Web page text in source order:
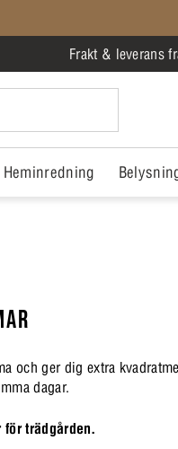
Frakt & leverans
Heminredning
och ger dig extra
dagar.
trädgården.